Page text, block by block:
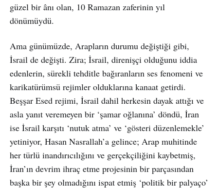
güzel bir ânı olan, 10 Ramazan zaferinin yıl
dönümüydü.
Ama günümüzde, Arapların durumu değiştiği gibi,
İsrail de değişti. Zira; İsrail, direnişçi olduğunu iddia
edenlerin, sürekli tehditle bağıranların ses fenomeni ve
karikatürümsü rejimler olduklarına kanaat getirdi.
Beşşar Esed rejimi, İsrail dahil herkesin dayak attığı ve
asla yanıt veremeyen bir ‘şamar oğlanına’ döndü, İran
ise İsrail karşıtı ‘nutuk atma’ ve ‘gösteri düzenlemekle’
yetiniyor, Hasan Nasrallah’a gelince; Arap muhitinde
her türlü inandırıcılığını ve gerçekçiliğini kaybetmiş,
İran’ın devrim ihraç etme projesinin bir parçasından
başka bir şey olmadığını ispat etmiş ‘politik bir palyaço’